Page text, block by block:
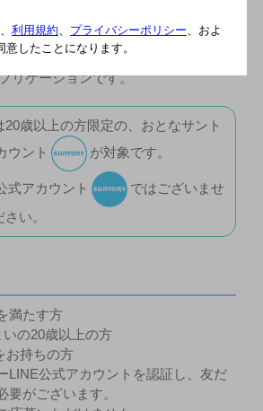
ればご応募可能になります。
ja/（外部サイト）
リケーションです。
歳以上の方限定の、おとなサント
ウント
が対象です。
式アカウント
ではございませ
い。
満たす方
の20歳以上の方
お持ちの方
LINE公式アカウントを認証し、友だ
要がございます。
利用規約 プライバシーポリシー 、およ
したことになります。